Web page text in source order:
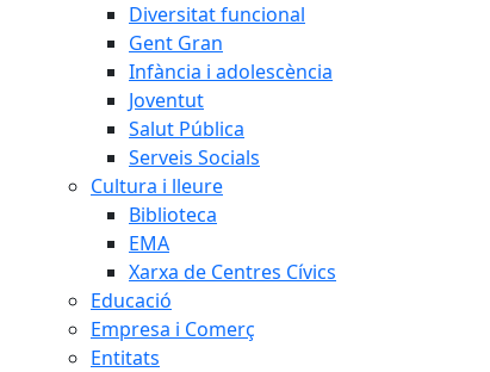
Diversitat funcional
Gent Gran
Infància i adolescència
Joventut
Salut Pública
Serveis Socials
Cultura i lleure
Biblioteca
EMA
Xarxa de Centres Cívics
Educació
Empresa i Comerç
Entitats